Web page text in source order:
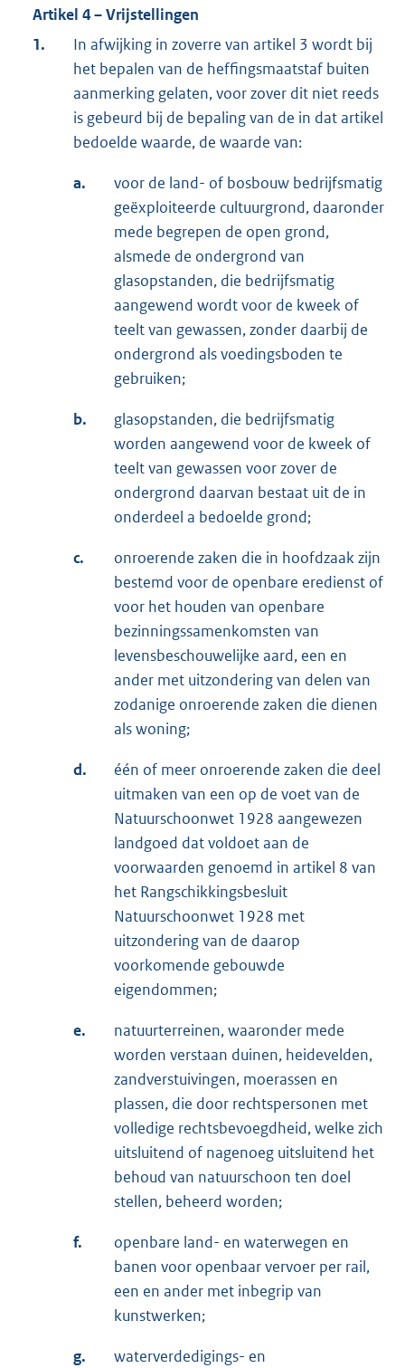
Artikel 4 – Vrijstellingen
1.
In afwijking in zoverre van artikel 3 wordt bij
het bepalen van de heffingsmaatstaf buiten
aanmerking gelaten, voor zover dit niet reeds
is gebeurd bij de bepaling van de in dat artikel
bedoelde waarde, de waarde van:
a.
voor de land- of bosbouw bedrijfsmatig
geëxploiteerde cultuurgrond, daaronder
mede begrepen de open grond,
alsmede de ondergrond van
glasopstanden, die bedrijfsmatig
aangewend wordt voor de kweek of
teelt van gewassen, zonder daarbij de
ondergrond als voedingsboden te
gebruiken;
b.
glasopstanden, die bedrijfsmatig
worden aangewend voor de kweek of
teelt van gewassen voor zover de
ondergrond daarvan bestaat uit de in
onderdeel a bedoelde grond;
c.
onroerende zaken die in hoofdzaak zijn
bestemd voor de openbare eredienst of
voor het houden van openbare
bezinningssamenkomsten van
levensbeschouwelijke aard, een en
ander met uitzondering van delen van
zodanige onroerende zaken die dienen
als woning;
d.
één of meer onroerende zaken die deel
uitmaken van een op de voet van de
Natuurschoonwet 1928 aangewezen
landgoed dat voldoet aan de
voorwaarden genoemd in artikel 8 van
het Rangschikkingsbesluit
Natuurschoonwet 1928 met
uitzondering van de daarop
voorkomende gebouwde
eigendommen;
e.
natuurterreinen, waaronder mede
worden verstaan duinen, heidevelden,
zandverstuivingen, moerassen en
plassen, die door rechtspersonen met
volledige rechtsbevoegdheid, welke zich
uitsluitend of nagenoeg uitsluitend het
behoud van natuurschoon ten doel
stellen, beheerd worden;
f.
openbare land- en waterwegen en
banen voor openbaar vervoer per rail,
een en ander met inbegrip van
kunstwerken;
g.
waterverdedigings- en